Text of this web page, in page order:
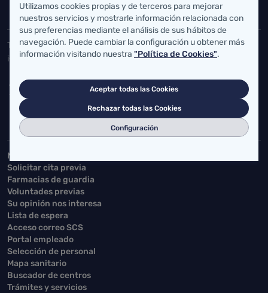
942202770 942202772
Toda la actualidad de Salud Cantabria en las redes sociales.
¡Síguenos!
MiSalud@SCS
Solicitar cita previa
Farmacias de guardia
Voluntades previas
Su opinión nos interesa
Lista de espera
Acceso correo SCS
Portal empleado
Selección de personal
Mapa sanitario
Buscador de centros
Trámites y servicios
Utilizamos cookies propias y de terceros para mejorar
nuestros servicios y mostrarle información relacionada con
sus preferencias mediante el análisis de sus hábitos de
navegación. Puede cambiar la configuración u obtener más
información visitando nuestra "Política de Cookies".
Aceptar todas las Cookies
Rechazar todas las Cookies
Configuración